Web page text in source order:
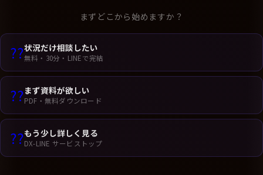
まずどこから始めますか？
??状況だけ相談したい
無料・30分・LINEで完結
??まず資料が欲しい
PDF・無料ダウンロード
??もう少し詳しく見る
DX-LINE サービストップ